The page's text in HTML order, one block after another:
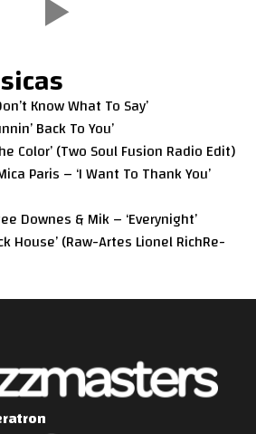
Know What To Say’
Back To You’
Color’ (Two Soul Fusion Radio Edit)
Paris – ‘I Want To Thank You’
Downes & Mik – ‘Everynight’
House’ (Raw-Artes Lionel RichRe-